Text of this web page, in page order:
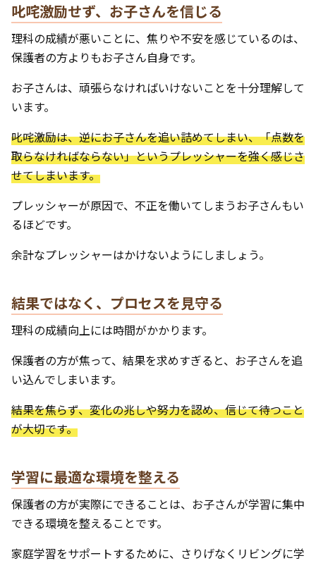
叱咤激励せず、お子さんを信じる
理科の成績が悪いことに、焦りや不安を感じているのは、
保護者の方よりもお子さん自身です。
お子さんは、頑張らなければいけないことを十分理解して
います。
叱咤激励は、逆にお子さんを追い詰めてしまい、「点数を
取らなければならない」というプレッシャーを強く感じさ
せてしまいます。
プレッシャーが原因で、不正を働いてしまうお子さんもい
るほどです。
余計なプレッシャーはかけないようにしましょう。
結果ではなく、プロセスを見守る
理科の成績向上には時間がかかります。
保護者の方が焦って、結果を求めすぎると、お子さんを追
い込んでしまいます。
結果を焦らず、変化の兆しや努力を認め、信じて待つこと
が大切です。
学習に最適な環境を整える
保護者の方が実際にできることは、お子さんが学習に集中
できる環境を整えることです。
家庭学習をサポートするために、さりげなくリビングに学